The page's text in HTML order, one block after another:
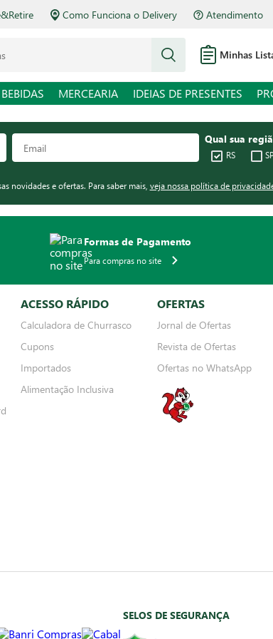
Como Funciona o Delivery Atendimento
Minhas
BEBIDAS MERCEARIA IDEIAS DE PRESENTES
Qual sua
RS
novidades e ofertas. Para saber mais, veja nossa política de
Formas de Pagamento
Para compras no site
ACESSO RÁPIDO
Calculadora de Churrasco
Cupons
Importados
Alimentação Inclusiva
OFERTAS
Jornal de Ofertas
Revista de Ofertas
Ofertas no WhatsApp
SELOS DE SEGURANÇA